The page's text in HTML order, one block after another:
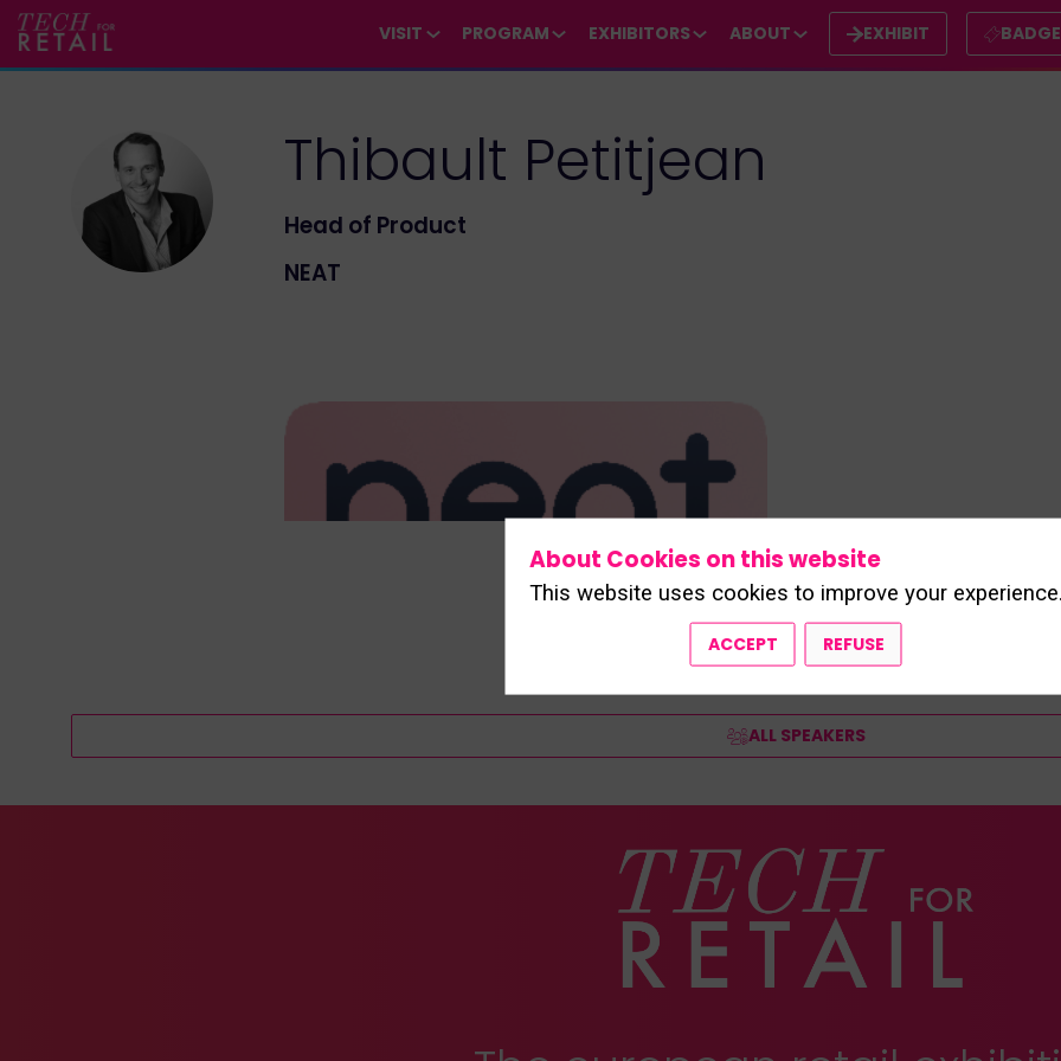
VISIT PROGRAM EXHIBITORS ABOUT EXHIBIT BADGE
TP
Thibault Petitjean
Head of Product
NEAT
ALL SPEAKERS
About Cookies on this website
This website uses cookies to improve your experience.
ACCEPT REFUSE
*/*/
*/